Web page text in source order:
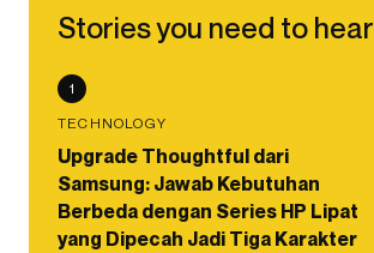
Stories you need to hear
1
TECHNOLOGY
Upgrade Thoughtful dari
Samsung: Jawab Kebutuhan
Berbeda dengan Series HP Lipat
yang Dipecah Jadi Tiga Karakter